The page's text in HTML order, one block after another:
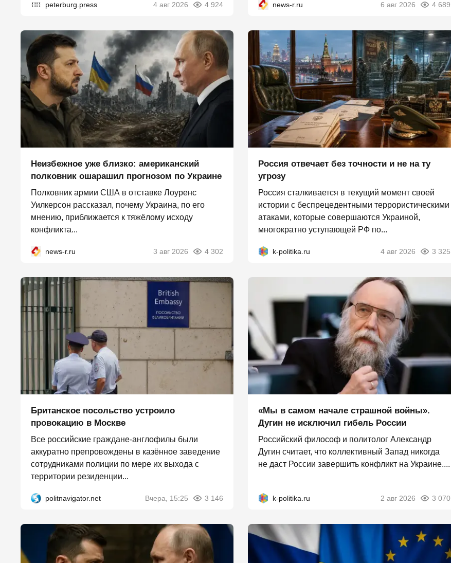
peterburg.press 4 авг 2026 4 924 news-r.ru 6 авг 2026 4 689
Неизбежное уже близко: американский
полковник ошарашил прогнозом по Украине
Полковник армии США в отставке Лоуренс
Уилкерсон рассказал, почему Украина, по его
мнению, приближается к тяжёлому исходу
конфликта...
news-r.ru 3 авг 2026 4 302
Россия отвечает без точности и не на ту
угрозу
Россия сталкивается в текущий момент своей
истории с беспрецедентными террористическими
атаками, которые совершаются Украиной,
многократно уступающей РФ по...
k-politika.ru 4 авг 2026 3 325
Британское посольство устроило
провокацию в Москве
Все российские граждане-англофилы были
аккуратно препровождены в казённое заведение
сотрудниками полиции по мере их выхода с
территории резиденции...
politnavigator.net Вчера, 15:25 3 146
«Мы в самом начале страшной войны».
Дугин не исключил гибель России
Российский философ и политолог Александр
Дугин считает, что коллективный Запад никогда
не даст России завершить конфликт на Украине....
k-politika.ru 2 авг 2026 3 070